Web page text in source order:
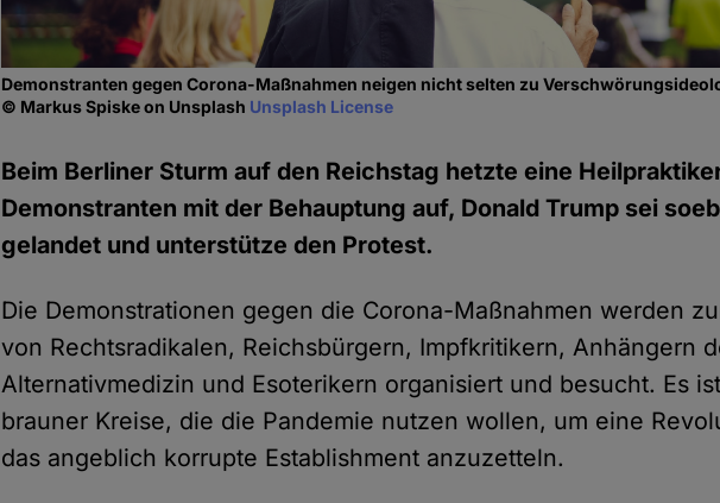
Demonstranten gegen Corona-Maßnahmen neigen nicht selten zu
© Markus Spiske on Unsplash Unsplash License
Beim Berliner Sturm auf den Reichstag hetzte eine
Demonstranten mit der Behauptung auf, Donald Trump sei
gelandet und unterstütze den Protest.
Die Demonstrationen gegen die Corona-Maßnahmen werden
von Rechtsradikalen, Reichsbürgern, Impfkritikern, Anhängern
Alternativmedizin und Esoterikern organisiert und besucht. Es
brauner Kreise, die die Pandemie nutzen wollen, um eine
das angeblich korrupte Establishment anzuzetteln.